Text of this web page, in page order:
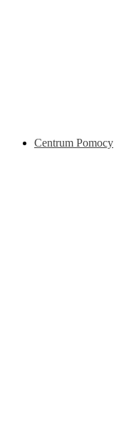
Centrum Pomocy